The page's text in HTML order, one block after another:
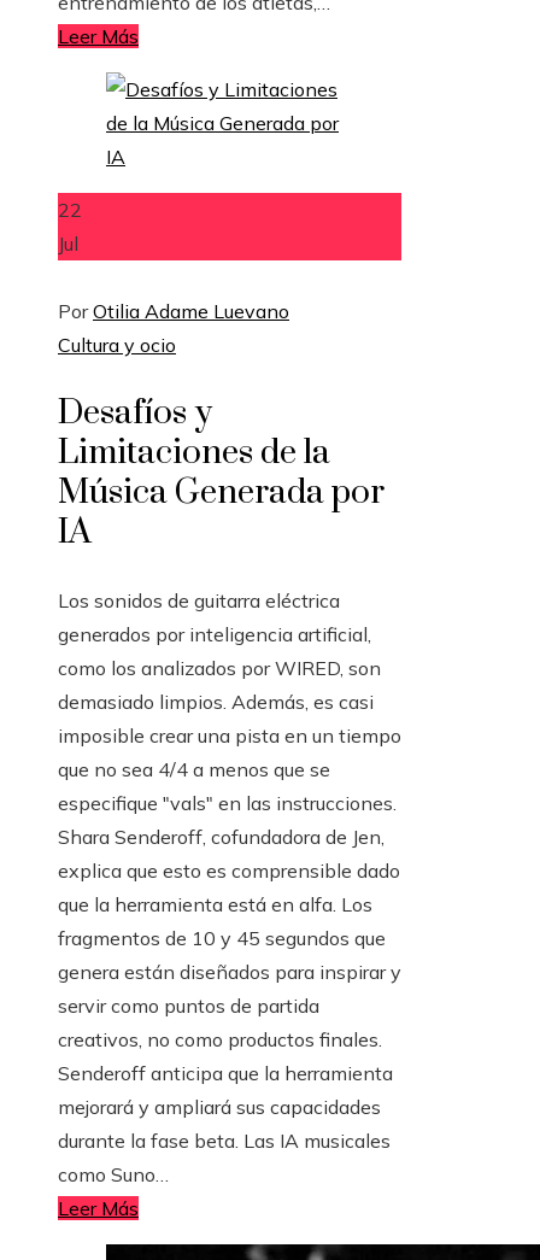
Leer Más
22
Jul
PorOtilia Adame Luevano
Cultura y ocio
Desafíos y
Limitaciones de la
Música Generada por
IA
Los sonidos de guitarra eléctrica
generados por inteligencia artificial,
como los analizados por WIRED, son
demasiado limpios. Además, es casi
imposible crear una pista en un tiempo
que no sea 4/4 a menos que se
especifique "vals" en las instrucciones.
Shara Senderoff, cofundadora de Jen,
explica que esto es comprensible dado
que la herramienta está en alfa. Los
fragmentos de 10 y 45 segundos que
genera están diseñados para inspirar y
servir como puntos de partida
creativos, no como productos finales.
Senderoff anticipa que la herramienta
mejorará y ampliará sus capacidades
durante la fase beta. Las IA musicales
como Suno…
Leer Más